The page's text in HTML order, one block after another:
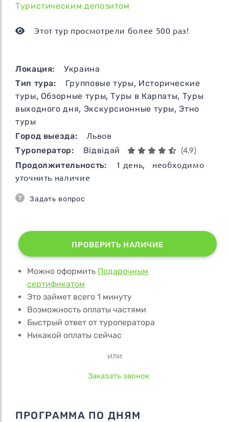
Туристическим депозитом
Этот тур просмотрели более 500 раз!
Локация:
Украина
Тип тура:
Групповые туры, Исторические
туры, Обзорные туры,Туры в Карпаты, Туры
выходного дня, Экскурсионные туры,Этно
туры
Город выезда:
Львов
Туроператор: Відвідай (4,9)
Продолжительность: 1 день, необходимо
уточнить наличие
Задать вопрос
ПРОВЕРИТЬ НАЛИЧИЕ
Можно оформить Подарочным
сертификатом
Это займет всего 1 минуту
Возможность оплаты частями
Быстрый ответ от туроператора
Никакой оплаты сейчас
или
Заказать звонок
ПРОГРАММА ПО ДНЯМ